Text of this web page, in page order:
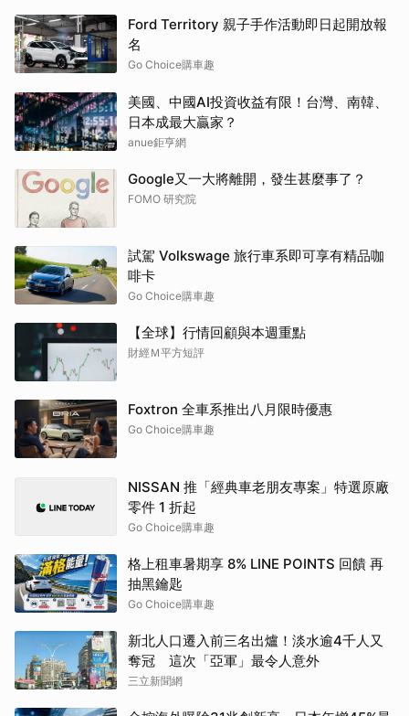
Ford Territory 親子手作活動即日起開放報
名
Go Choice購車趣
美國、中國AI投資收益有限！台灣、南韓、
日本成最大贏家？
anue鉅亨網
Google又一大將離開，發生甚麼事了？
FOMO 研究院
試駕 Volkswage 旅行車系即可享有精品咖
啡卡
Go Choice購車趣
【全球】行情回顧與本週重點
財經Ｍ平方短評
Foxtron 全車系推出八月限時優惠
Go Choice購車趣
NISSAN 推「經典車老朋友專案」特選原廠
零件 1 折起
Go Choice購車趣
格上租車暑期享 8% LINE POINTS 回饋 再
抽黑鑰匙
Go Choice購車趣
新北人口遷入前三名出爐！淡水逾4千人又
奪冠 這次「亞軍」最令人意外
三立新聞網